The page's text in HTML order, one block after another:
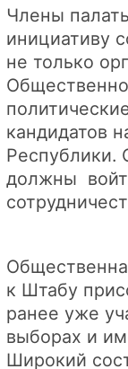
Члены
инициативу
не только
кандидатов
Республики.
должны
к Штабу
ранее уже
выборах и
Широкий